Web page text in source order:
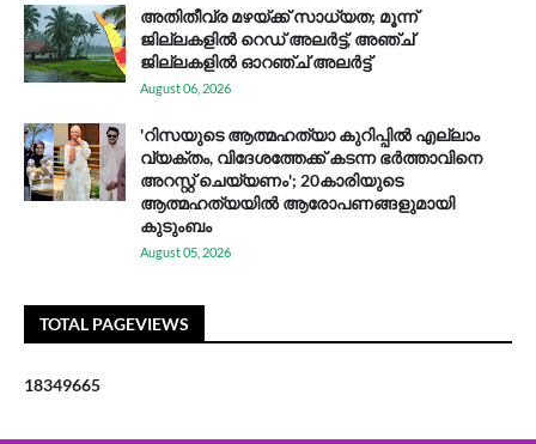
അതിതീവ്ര മഴയ്ക്ക് സാധ്യത; മൂന്ന്
ജില്ലകളിൽ റെഡ് അലർട്ട്, അഞ്ച്
ജില്ലകളിൽ ഓറഞ്ച് അലർട്ട്
August 06, 2026
'റിസയുടെ ആത്മഹത്യാ കുറിപ്പിൽ എല്ലാം
വ്യക്തം, വിദേശത്തേക്ക് കടന്ന ഭർത്താവിനെ
അറസ്റ്റ് ചെയ്യണം'; 20കാരിയുടെ
ആത്മഹത്യയിൽ ആരോപണങ്ങളുമായി
കുടുംബം
August 05, 2026
TOTAL PAGEVIEWS
18349665